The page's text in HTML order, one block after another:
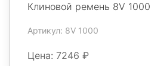
Клиновой ремень 8V
Артикул: 8V 1000
Цена: 7246 ₽